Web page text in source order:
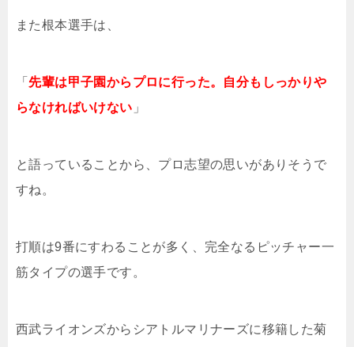
また根本選手は、
「先輩は甲子園からプロに行った。自分もしっかりや
らなければいけない 」
と語っていることから、プロ志望の思いがありそうで
すね。
打順は9番にすわることが多く、完全なるピッチャー一
筋タイプの選手です。
西武ライオンズからシアトルマリナーズに移籍した菊